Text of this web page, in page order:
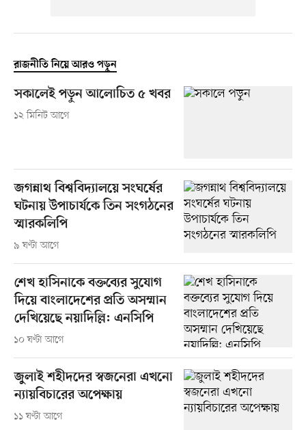
রাজনীতি নিয়ে আরও পড়ুন
সকালেই পড়ুন আলোচিত ৫ খবর
১২ মিনিট আগে
জগন্নাথ বিশ্ববিদ্যালয়ে সংঘর্ষের
ঘটনায় উপাচার্যকে তিন সংগঠনের
স্মারকলিপি
৯ ঘণ্টা আগে
শেখ হাসিনাকে বক্তব্যের সুযোগ
দিয়ে বাংলাদেশের প্রতি অসম্মান
দেখিয়েছে নয়াদিল্লি: এনসিপি
১০ ঘণ্টা আগে
জুলাই শহীদদের স্বজনেরা এখনো
ন্যায়বিচারের অপেক্ষায়
১১ ঘণ্টা আগে